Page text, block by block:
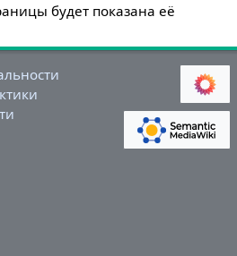
будет показана её